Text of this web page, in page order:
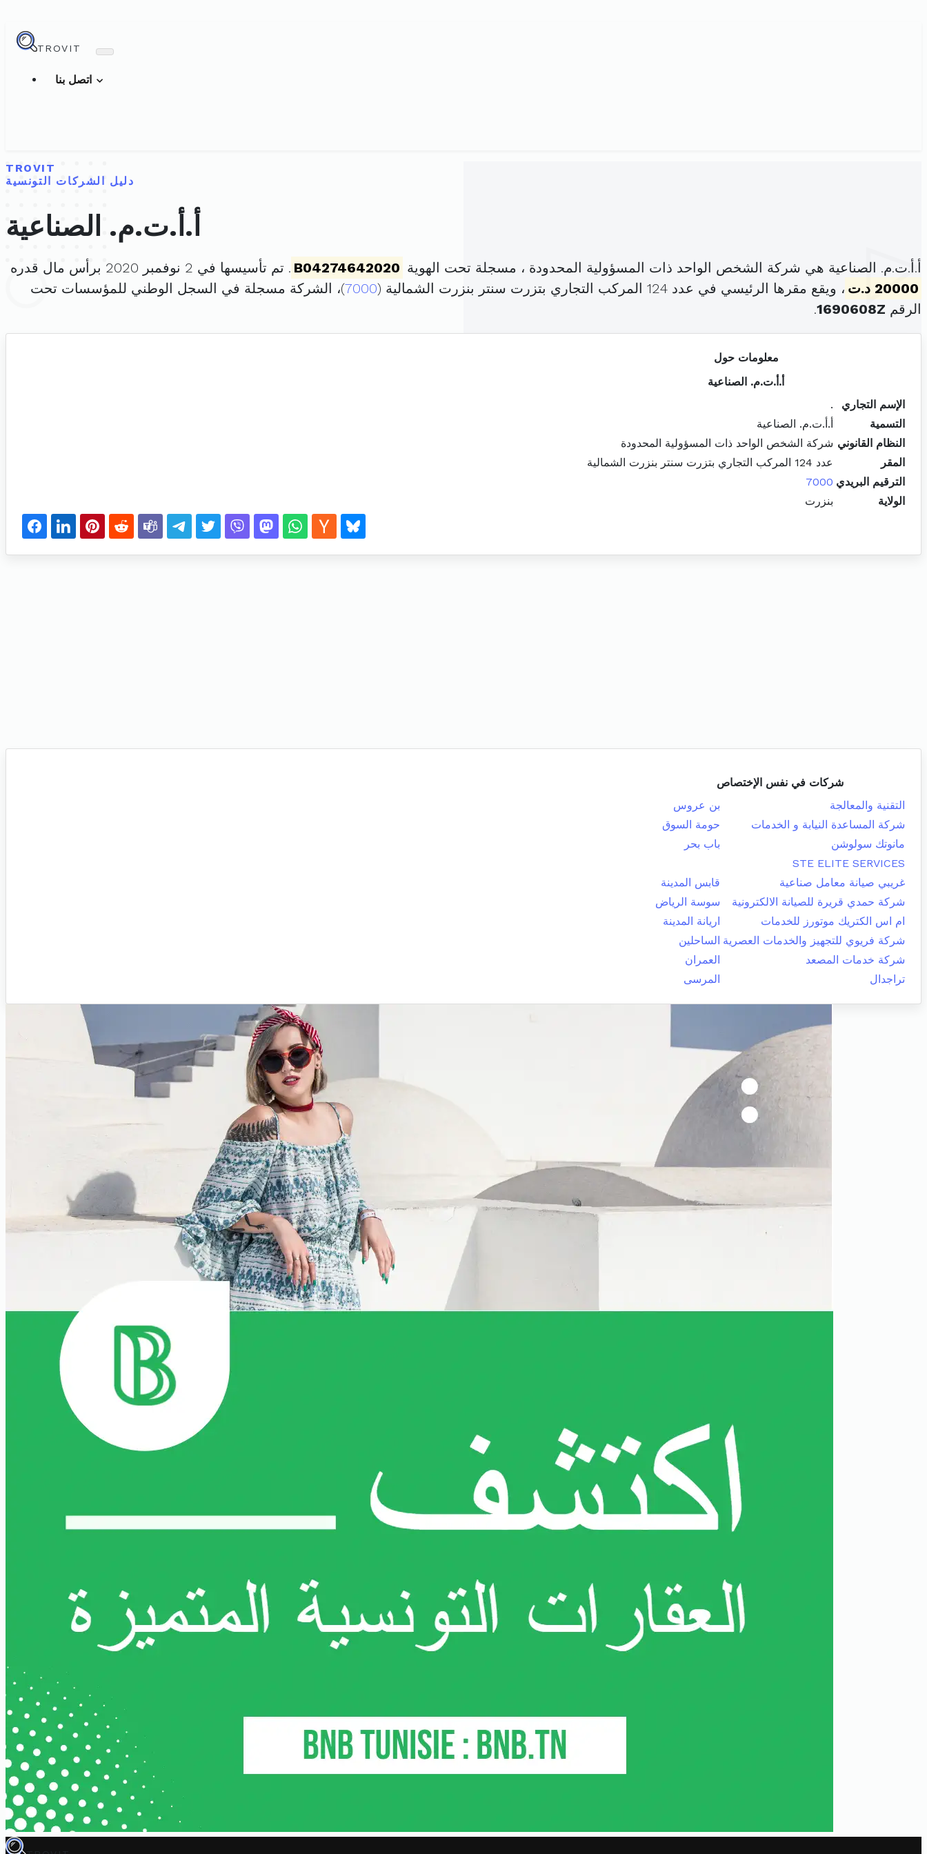
TROVIT
TROVIT
دليل الشركات التونسية
أ.أ.ت.م. الصناعية
أ.أ.ت.م. الصناعية هي شركة الشخص الواحد ذات المسؤولية المحدودة ، مسجلة تحت الهوية B04274642020 . تم تأسيسها في 2 نوفمبر 2020 برأس مال قدره
20000 د.ت
، ويقع مقرها الرئيسي في عدد 124 المركب التجاري بتزرت سنتر بنزرت الشمالية ( 7000)، الشركة مسجلة في السجل الوطني للمؤسسات تحت
الرقم 1690608Z
.
معلومات حول
أ.أ.ت.م. الصناعية
الإسم التجاري
.
التسمية
أ.أ.ت.م. الصناعية
النظام القانوني شركة الشخص الواحد ذات المسؤولية المحدودة
المقر
عدد 124 المركب التجاري بتزرت سنتر بنزرت الشمالية
الترقيم البريدي 7000
الولاية
بنزرت
شركات في نفس الإختصاص
التقنية والمعالجة
بن عروس
شركة المساعدة النيابة و الخدمات
حومة السوق
مانوتك سولوشن
باب بحر
STE ELITE SERVICES
غريبي صيانة معامل صناعية
قابس المدينة
شركة حمدي قريرة للصيانة الالكترونية
سوسة الرياض
ام اس الكتريك موتورز للخدمات
اريانة المدينة
شركة فريوي للتجهيز والخدمات العصرية الساحلين
شركة خدمات المصعد
العمران
تراجدال
المرسى